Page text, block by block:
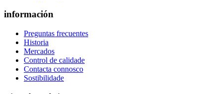
información
Preguntas frecuentes
Historia
Mercados
Control de calidade
Contacta connosco
Sostibilidade